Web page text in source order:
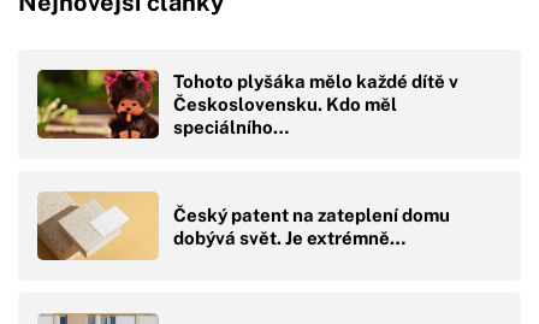
Tohoto plyšáka mělo každé dítě v
Československu. Kdo měl
speciálního…
Český patent na zateplení domu
dobývá svět. Je extrémně…